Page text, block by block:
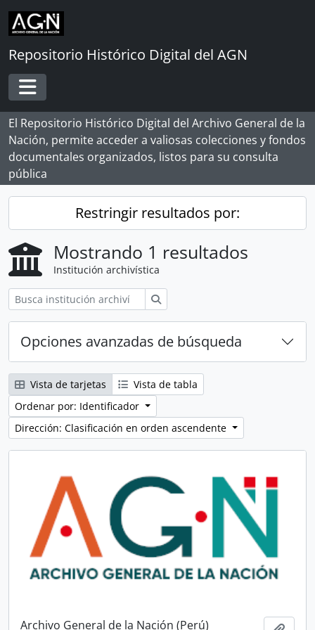
Skip to main content
Repositorio Histórico Digital del AGN
Toggle navigation
El Repositorio Histórico Digital del Archivo General de la
Nación, permite acceder a valiosas colecciones y fondos
documentales organizados, listos para su consulta
pública
Restringir resultados por:
Mostrando 1 resultados
Institución archivística
Opciones avanzadas de búsqueda
Vista de tarjetas
Vista de tabla
Ordenar por: Identificador
Dirección: Clasificación en orden ascendente
Archivo General de la Nación (Perú)